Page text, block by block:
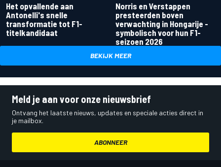
Het opvallende aan
Antonelli's snelle
transformatie tot F1-
titelkandidaat
Norris en Verstappen
presteerden boven
verwachting in Hongarije -
symbolisch voor hun F1-
seizoen 2026
BEKIJK MEER
Meld je aan voor onze nieuwsbrief
Ontvang het laatste nieuws, updates en speciale acties direct in
je mailbox.
ABONNEER